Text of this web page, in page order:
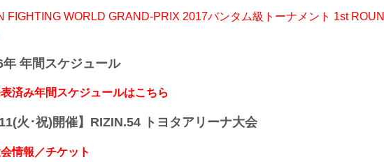
FIGHTING WORLD GRAND-PRIX 2017バンタム級トーナメント 1st
年 年間スケジュール
済み年間スケジュールはこちら
11(火･祝)開催】RIZIN.54 トヨタアリーナ大会
情報／チケット